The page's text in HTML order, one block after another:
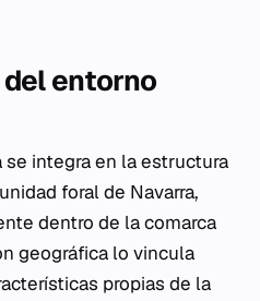
entorno
se integra en la estructura
foral de Navarra,
dentro de la comarca
geográfica lo vincula
propias de la